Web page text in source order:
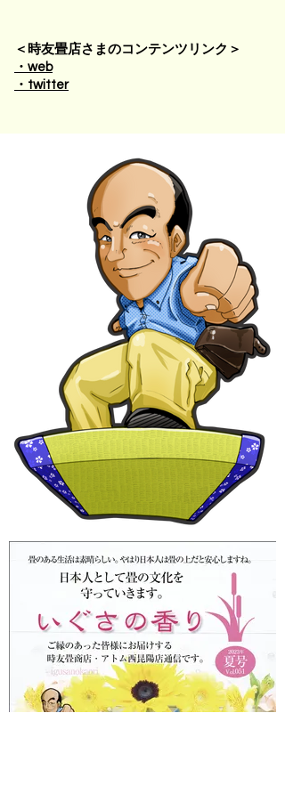
＜時友畳店さまのコンテンツリンク＞
・ web
・ twitter